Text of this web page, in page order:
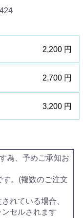
2,200 円
2,700 円
3,200 円
為、予めご承知お
す。(複数のご注文
れている場合、
セルされます